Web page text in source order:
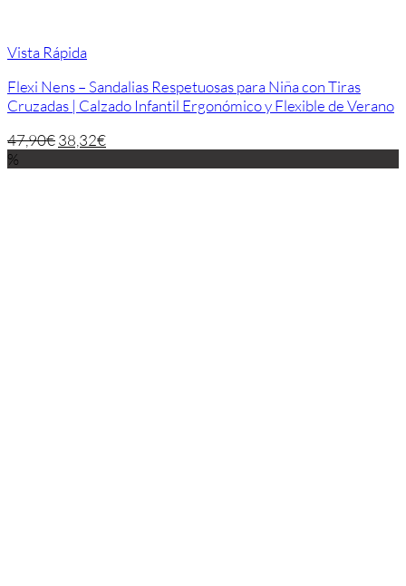
Vista Rápida
Flexi Nens – Sandalias Respetuosas para Niña con Tiras
Cruzadas | Calzado Infantil Ergonómico y Flexible de Verano
47,90€38,32€
%